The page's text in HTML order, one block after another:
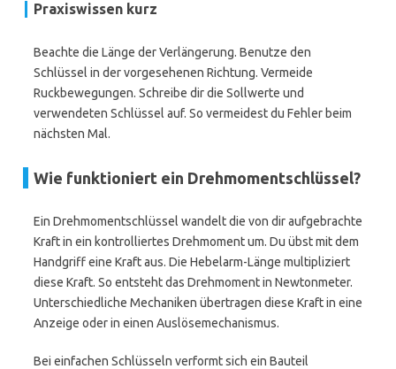
Praxiswissen kurz
Beachte die Länge der Verlängerung. Benutze den
Schlüssel in der vorgesehenen Richtung. Vermeide
Ruckbewegungen. Schreibe dir die Sollwerte und
verwendeten Schlüssel auf. So vermeidest du Fehler beim
nächsten Mal.
Wie funktioniert ein Drehmomentschlüssel?
Ein Drehmomentschlüssel wandelt die von dir aufgebrachte
Kraft in ein kontrolliertes Drehmoment um. Du übst mit dem
Handgriff eine Kraft aus. Die Hebelarm-Länge multipliziert
diese Kraft. So entsteht das Drehmoment in Newtonmeter.
Unterschiedliche Mechaniken übertragen diese Kraft in eine
Anzeige oder in einen Auslösemechanismus.
Bei einfachen Schlüsseln verformt sich ein Bauteil